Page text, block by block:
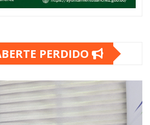
PERDIDO